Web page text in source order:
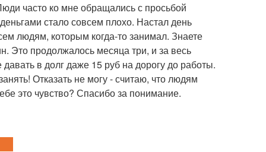
часто ко мне обращались с просьбой
стало совсем плохо. Настал день
людям, которым когда-то занимал. Знаете
Это продолжалось месяца три, и за весь
в долг даже 15 руб на дорогу до работы.
Отказать не могу - считаю, что людям
это чувство? Спасибо за понимание.